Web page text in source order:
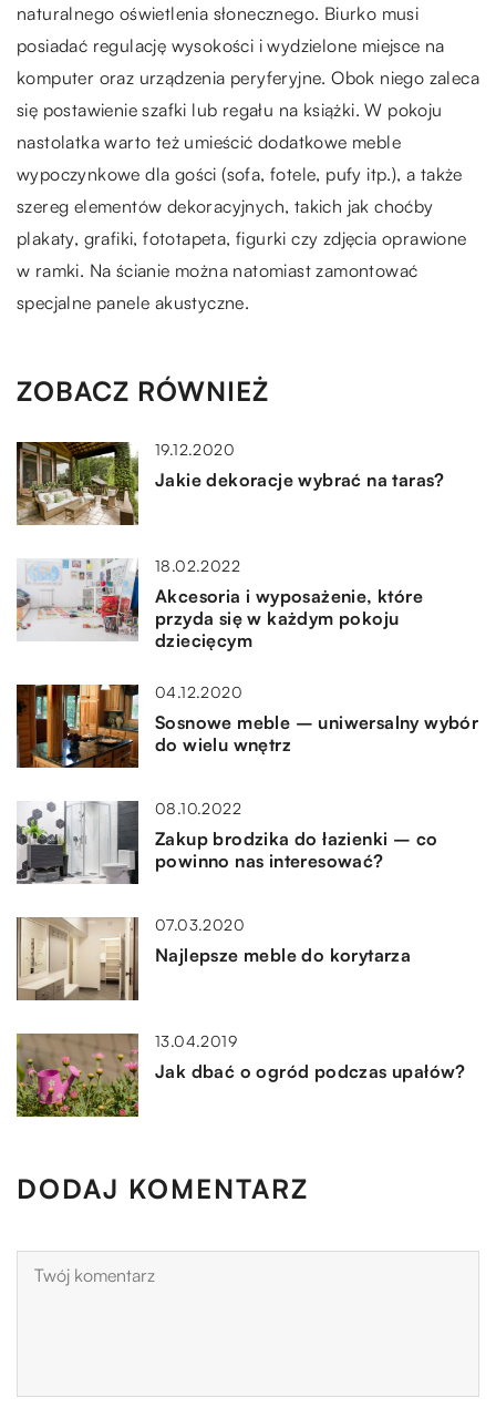
naturalnego oświetlenia słonecznego. Biurko musi
posiadać regulację wysokości i wydzielone miejsce na
komputer oraz urządzenia peryferyjne. Obok niego zaleca
się postawienie szafki lub regału na książki. W pokoju
nastolatka warto też umieścić dodatkowe meble
wypoczynkowe dla gości (sofa, fotele, pufy itp.), a także
szereg elementów dekoracyjnych, takich jak choćby
plakaty, grafiki, fototapeta, figurki czy zdjęcia oprawione
w ramki. Na ścianie można natomiast zamontować
specjalne panele akustyczne.
ZOBACZ RÓWNIEŻ
19.12.2020
Jakie dekoracje wybrać na taras?
18.02.2022
Akcesoria i wyposażenie, które
przyda się w każdym pokoju
dziecięcym
04.12.2020
Sosnowe meble – uniwersalny wybór
do wielu wnętrz
08.10.2022
Zakup brodzika do łazienki – co
powinno nas interesować?
07.03.2020
Najlepsze meble do korytarza
13.04.2019
Jak dbać o ogród podczas upałów?
DODAJ KOMENTARZ